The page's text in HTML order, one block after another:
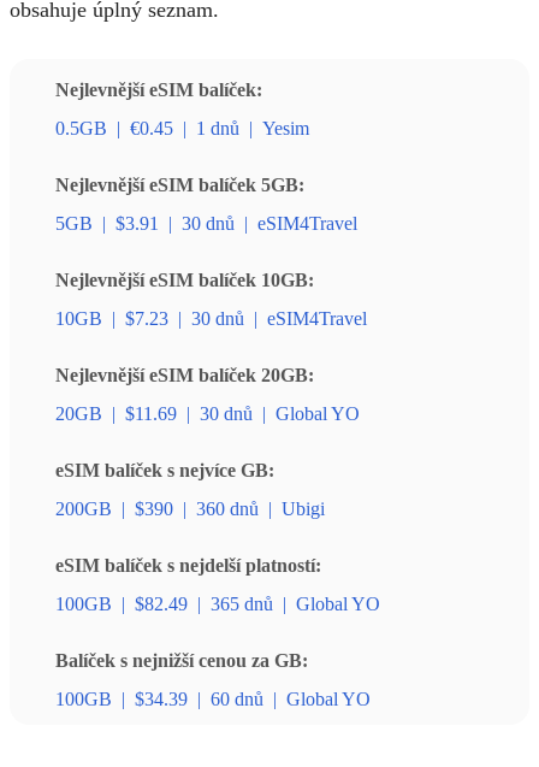
obsahuje úplný seznam.
Nejlevnější eSIM balíček:
0.5GB | €0.45 | 1 dnů | Yesim
Nejlevnější eSIM balíček 5GB:
5GB | $3.91 | 30 dnů | eSIM4Travel
Nejlevnější eSIM balíček 10GB:
10GB | $7.23 | 30 dnů | eSIM4Travel
Nejlevnější eSIM balíček 20GB:
20GB | $11.69 | 30 dnů | Global YO
eSIM balíček s nejvíce GB:
200GB | $390 | 360 dnů | Ubigi
eSIM balíček s nejdelší platností:
100GB | $82.49 | 365 dnů | Global YO
Balíček s nejnižší cenou za GB:
100GB | $34.39 | 60 dnů | Global YO